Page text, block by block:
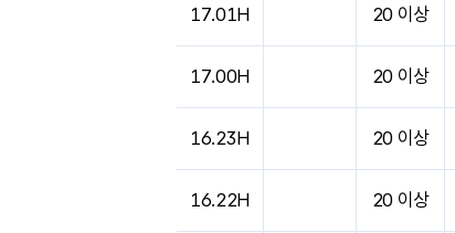
17.01H 20 이상
17.00H 20 이상
16.23H 20 이상
16.22H 20 이상